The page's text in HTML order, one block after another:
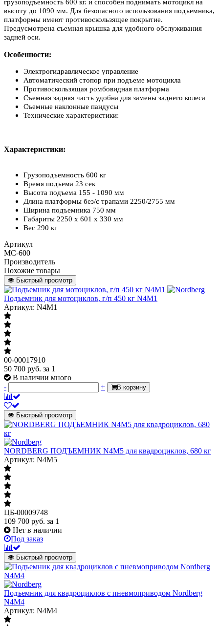
грузоподъемность 600 кг. и способен поднимать мотоцикл на
высоту до 1090 мм. Для безопасного использования подъемника,
платформы имеют противоскользящее покрытие.
Предусмотрена съемная крышка для удобного обслуживания
задней оси.
Особенности:
Электрогидравлическое управление
Автоматический стопор при подъеме мотоцикла
Противоскользящая ромбовидная платформа
Съемная задняя часть удобна для замены заднего колеса
Съемные наклонные пандусы
Технические характеристики:
Характеристики:
Грузоподъемность 600 кг
Время подъема 23 сек
Высота подъема 155 - 1090 мм
Длина платформы без/с трапами 2250/2755 мм
Ширина подъемника 750 мм
Габариты 2250 х 601 х 330 мм
Вес 290 кг
Артикул
MC-600
Производитель
Похожие товары
Быстрый просмотр
Подъемник для мотоциклов, г/п 450 кг N4M1
Артикул: N4M1
00-00017910
50 700 руб. за 1
В наличии много
-
+ В корзину
Быстрый просмотр
NORDBERG ПОДЪЕМНИК N4M5 для квадроциклов, 680 кг
Артикул: N4M5
ЦБ-00009748
109 700 руб. за 1
Нет в наличии
Под заказ
Быстрый просмотр
Подъемник для квадроциклов с пневмоприводом Nordberg
N4M4
Артикул: N4M4